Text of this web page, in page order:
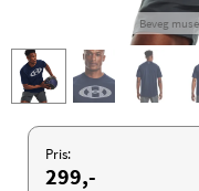
Beveg
Pris:
299,-